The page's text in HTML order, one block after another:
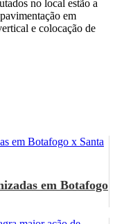
no local estão a
em
e colocação de
em Botafogo